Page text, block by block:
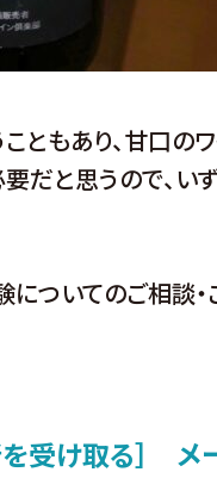
ともあり、甘口の
だと思うので、い
ついてのご相談・
受け取る］ メ